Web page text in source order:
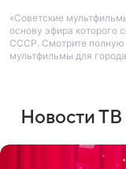
«Советские
основу эфира которого
СССР. Смотрите полную
мультфильмы для
Новости ТВ